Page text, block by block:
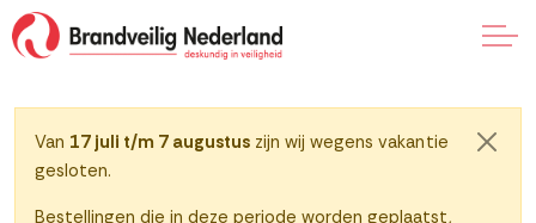
Naar klantenportaal
0
Van 17 juli t/m 7 augustus zijn wij wegens vakantie
gesloten.
Bestellingen die in deze periode worden geplaatst,